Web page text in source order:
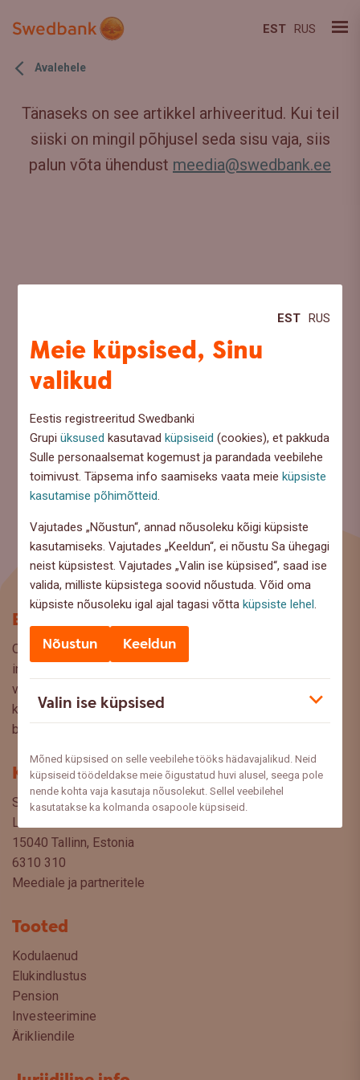
EST RUS
Meie küpsised, Sinu
valikud
Eestis registreeritud Swedbanki
Grupiüksused kasutavadküpsiseid (cookies), et pakkuda
Sulle personaalsemat kogemust ja parandada veebilehe
toimivust. Täpsema info saamiseks vaata meieküpsiste
kasutamise põhimõtteid
Vajutades „Nõustun“, annad nõusoleku kõigi küpsiste
kasutamiseks. Vajutades „Keeldun“, ei nõustu Sa ühegagi
neist küpsistest. Vajutades „Valin ise küpsised“, saad ise
valida, milliste küpsistega soovid nõustuda. Võid oma
küpsiste nõusoleku igal ajal tagasi võttaküpsiste lehel
Nõustun Keeldun
Valin ise küpsised
Mõned küpsised on selle veebilehe tööks hädavajalikud. Neid
küpsiseid töödeldakse meie õigustatud huvi alusel, seega pole
nende kohta vaja kasutaja nõusolekut. Sellel veebilehel
kasutatakse ka kolmanda osapoole küpsiseid.
EST RUS
Avalehele
Tänaseks on see artikkel arhiveeritud. Kui teil
siiski on mingil põhjusel seda sisu vaja, siis
palun võta ühendust meedia@swedbank.ee
Blogi
Oled Swedbanki blogi lehel, kus pakume lugejaile huvitavat
infot ja kasulikke nõuandeid, et saaksite teha kaalutud
valikuid oma rahaasjade korraldamisel. Ootame väga teie
küsimusi, ettepanekuid ja arvamusi, millistel teemadel siit
blogist lugeda sooviksite: meedia@swedbank.ee.
Kontakt
Swedbank AS
Liivalaia 34
15040 Tallinn, Estonia
6310 310
Meediale ja partneritele
Tooted
Kodulaenud
Elukindlustus
Pension
Investeerimine
Ärikliendile